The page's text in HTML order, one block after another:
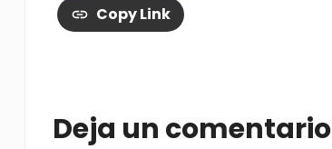
Copy Link
Deja un comentario